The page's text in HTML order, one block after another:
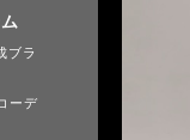
ブラ
ーデ